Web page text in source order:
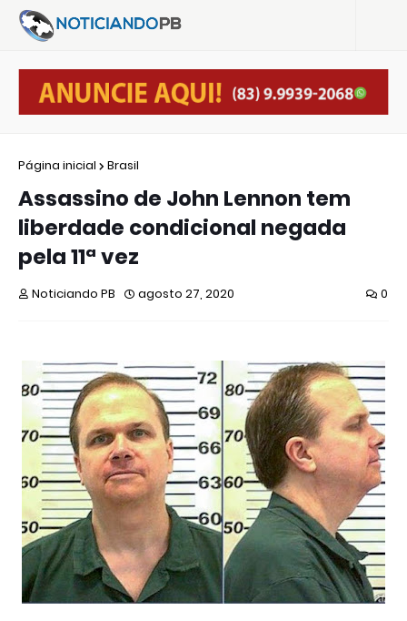
Página inicial Brasil
Assassino de John Lennon tem
liberdade condicional negada
pela 11ª vez
Noticiando PB agosto 27, 2020 0